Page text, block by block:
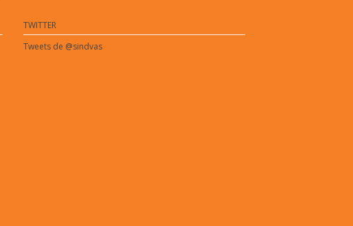
TWITTER
Tweets de @sindvas